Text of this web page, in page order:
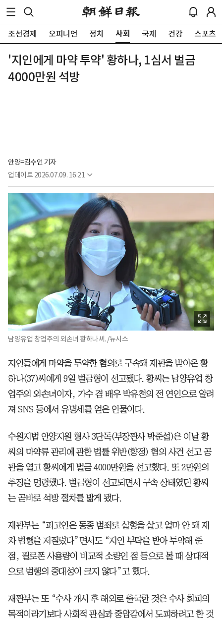
조선경제 오피니언 정치 사회 국제 건강 스포츠
'지인에게 마약 투약' 황하나, 1심서 벌금
4000만원 석방
안양=김수언 기자
업데이트 2026.07.09. 16:21
남양유업 창업주의 외손녀 황하나씨. /뉴시스
지인들에게 마약을 투약한 혐의로 구속돼 재판을 받아온 황
하나(37)씨에게 9일 벌금형이 선고됐다. 황씨는 남양유업 창
업주의 외손녀이자, 가수 겸 배우 박유천의 전 연인으로 알려
져 SNS 등에서 유명세를 얻은 인물이다.
수원지법 안양지원 형사 3단독(부장판사 박준섭)은 이날 황
씨의 마약류 관리에 관한 법률 위반(향정) 혐의 사건 선고 공
판을 열고 황씨에게 벌금 4000만원을 선고했다. 또 2만원의
추징을 명령했다. 벌금형이 선고되면서 구속 상태였던 황씨
는 곧바로 석방 절차를 밟게 됐다.
재판부는 “피고인은 동종 범죄로 실형을 살고 얼마 안 돼 재
차 범행을 저질렀다”면서도 “지인 부탁을 받아 투약해 준
점, 필로폰 사용량이 비교적 소량인 점 등으로 볼 때 상대적
으로 범행의 중대성이 크지 않다”고 했다.
재판부는 또 “수사 개시 후 해외로 출국한 것은 수사 회피의
목적이라기보다 사회적 관심과 중압감에서 도피하려고 한 것